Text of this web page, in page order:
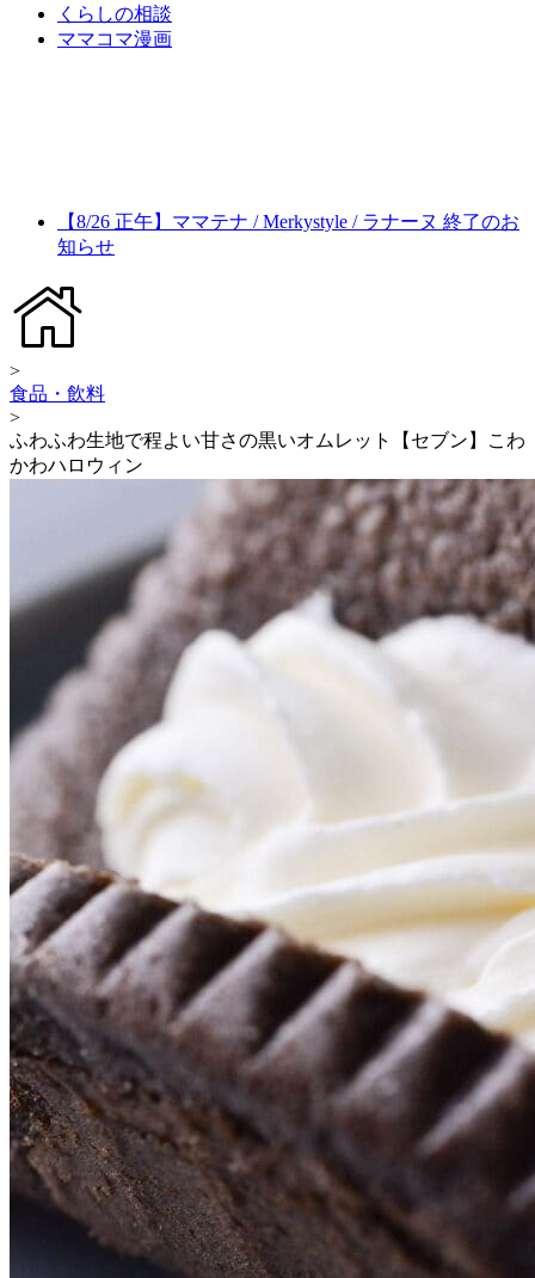
くらしの相談
ママコマ漫画
【8/26 正午】ママテナ / Merkystyle / ラナーヌ 終了のお
知らせ
>
食品・飲料
>
ふわふわ生地で程よい甘さの黒いオムレット【セブン】こわ
かわハロウィン